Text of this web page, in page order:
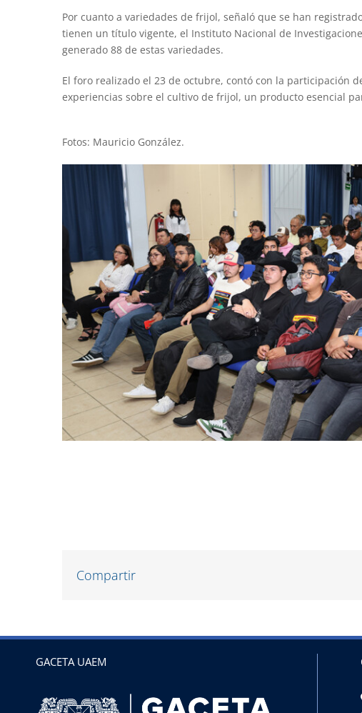
Por cuanto a variedades de frijol, señaló que se han
tienen un título vigente, el Instituto Nacional de
generado 88 de estas variedades.
El foro realizado el 23 de octubre, contó con la participación
experiencias sobre el cultivo de frijol, un producto esencial
Fotos: Mauricio González.
Compartir
GACETA UAEM